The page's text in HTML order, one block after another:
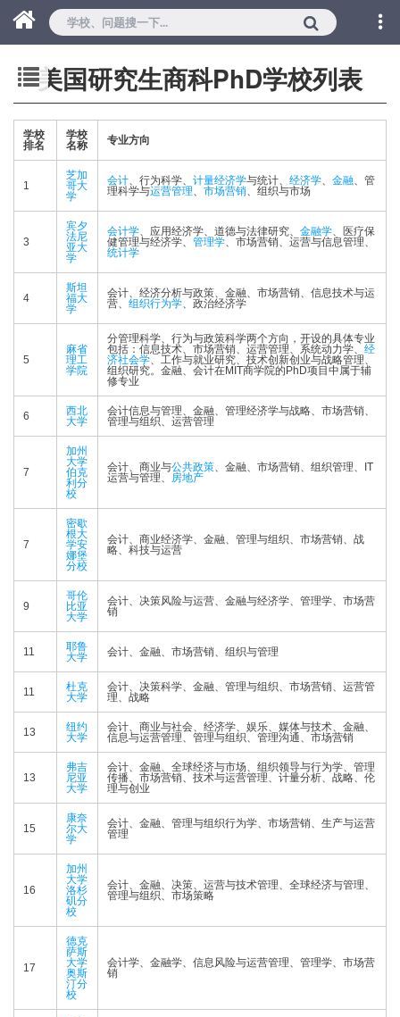
美国研究生商科PhD学校列表
学校
排名
学校
名称
专业方向
1
芝加
哥大
学
会计、行为科学、 计量经济学与统计、 经济学、 金融、管
理科学与运营管理、 市场营销、组织与市场
3
宾夕
法尼
亚大
学
会计学、应用经济学、道德与法律研究、 金融学、医疗保
健管理与经济学、 管理学、市场营销、运营与信息管理、
统计学
4
斯坦
福大
学
会计、经济分析与政策、金融、市场营销、信息技术与运
营、 组织行为学、政治经济学
5
麻省
理工
学院
分管理科学、行为与政策科学两个方向，开设的具体专业
包括：信息技术、市场营销、运营管理、系统动力学、 经
济社会学、工作与就业研究、技术创新创业与战略管理、
组织研究。金融、会计在MIT商学院的PhD项目中属于辅
修专业
6
西北
大学
会计信息与管理、金融、管理经济学与战略、市场营销、
管理与组织、运营管理
7
加州
大学
伯克
利分
校
会计、商业与公共政策、金融、市场营销、组织管理、IT
运营与管理、 房地产
7
密歇
根大
学安
娜堡
分校
会计、商业经济学、金融、管理与组织、市场营销、战
略、科技与运营
9
哥伦
比亚
大学
会计、决策风险与运营、金融与经济学、管理学、市场营
销
11
耶鲁
大学
会计、金融、市场营销、组织与管理
11
杜克
大学
会计、决策科学、金融、管理与组织、市场营销、运营管
理、战略
13
纽约
大学
会计、商业与社会、经济学、娱乐、媒体与技术、金融、
信息与运营管理、管理与组织、管理沟通、市场营销
13
弗吉
尼亚
大学
会计、金融、全球经济与市场、组织领导与行为学、管理
传播、市场营销、技术与运营管理、计量分析、战略、伦
理与创业
15
康奈
尔大
学
会计、金融、管理与组织行为学、市场营销、生产与运营
管理
16
加州
大学
洛杉
矶分
校
会计、金融、决策、运营与技术管理、全球经济与管理、
管理与组织、市场策略
17
德克
萨斯
大学
奥斯
汀分
校
会计学、金融学、信息风险与运营管理、管理学、市场营
销